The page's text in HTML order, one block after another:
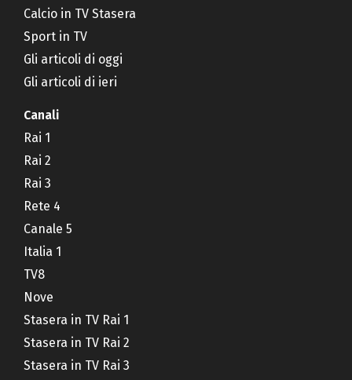
Calcio in TV Stasera
Sport in TV
Gli articoli di oggi
Gli articoli di ieri
Canali
Rai 1
Rai 2
Rai 3
Rete 4
Canale 5
Italia 1
TV8
Nove
Stasera in TV Rai 1
Stasera in TV Rai 2
Stasera in TV Rai 3